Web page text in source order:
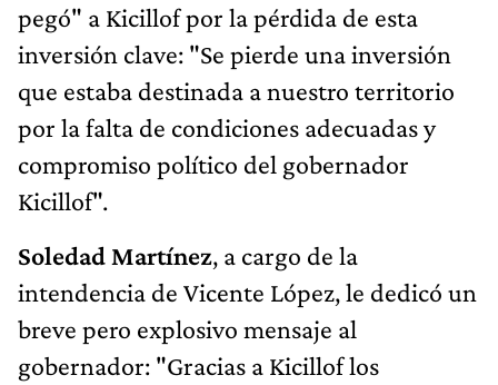
pegó" a Kicillof por la pérdida de esta
inversión clave: "Se pierde una inversión
que estaba destinada a nuestro territorio
por la falta de condiciones adecuadas y
compromiso político del gobernador
Kicillof".
Soledad Martínez, a cargo de la
intendencia de Vicente López, le dedicó un
breve pero explosivo mensaje al
gobernador: "Gracias a Kicillof los